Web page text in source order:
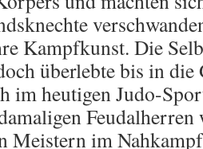
Kampfkunst. Die
überlebte bis in die
im heutigen Judo-
Meistern im